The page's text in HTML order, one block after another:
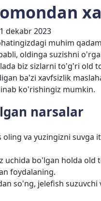
dekabr 2023
muhim
oldinga suzishni
biz sizlarni to'g'ri old
ba'zi xavfsizlik
ko'rishingiz mumkin.
narsalar
va yuzingizni suvga
uchida bo'lgan holda old
foydalaning.
so'ng, jelefish